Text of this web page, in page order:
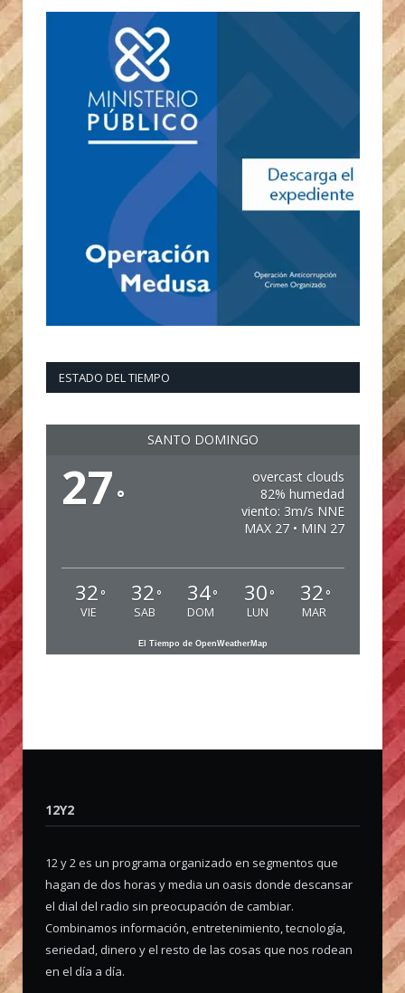
ESTADO DEL TIEMPO
SANTO DOMINGO
27 °
overcast clouds
82% humedad
viento: 3m/s NNE
MAX 27 • MIN 27
32 °
VIE
32 °
SAB
34°
DOM
30 °
LUN
32 °
MAR
El Tiempo de OpenWeatherMap
12Y2
12 y 2 es un programa organizado en segmentos que
hagan de dos horas y media un oasis donde descansar
el dial del radio sin preocupación de cambiar.
Combinamos información, entretenimiento, tecnología,
seriedad, dinero y el resto de las cosas que nos rodean
en el día a día.